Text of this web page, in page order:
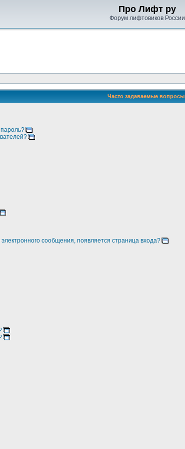
Про Лифт ру
Форум лифтовиков России
Часто задаваемые вопросы
сообщения, появляется страница входа?